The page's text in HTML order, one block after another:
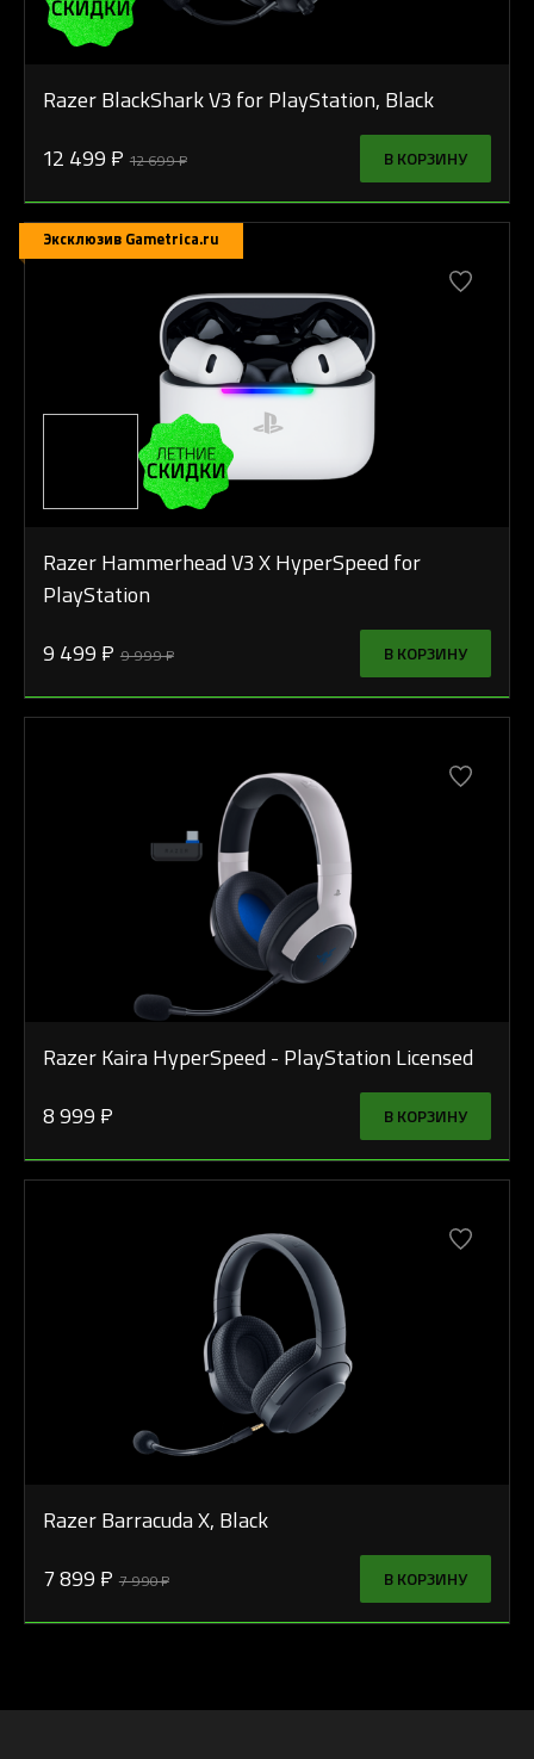
Razer BlackShark V3 for PlayStation, Black
12 499 ₽ 12 699 ₽ В КОРЗИНУ
Эксклюзив Gametrica.ru
Razer Hammerhead V3 X HyperSpeed for
PlayStation
9 499 ₽ 9 999 ₽ В КОРЗИНУ
Razer Kaira HyperSpeed - PlayStation Licensed
8 999 ₽ В КОРЗИНУ
Razer Barracuda X, Black
7 899 ₽ 7 990 ₽ В КОРЗИНУ